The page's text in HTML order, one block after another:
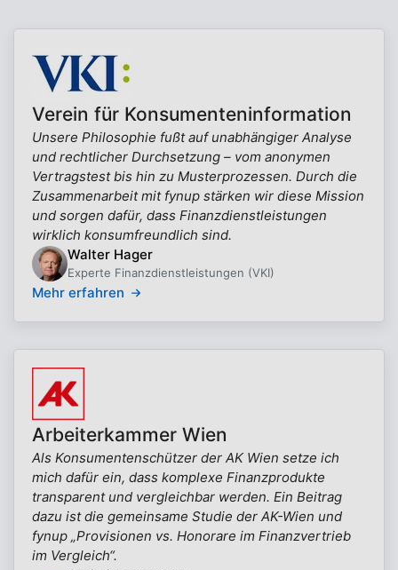
Verein für Konsumenteninformation
Unsere Philosophie fußt auf unabhängiger Analyse
und rechtlicher Durchsetzung – vom anonymen
Vertragstest bis hin zu Musterprozessen. Durch die
Zusammenarbeit mit fynup stärken wir diese Mission
und sorgen dafür, dass Finanzdienstleistungen
wirklich konsumfreundlich sind.
Walter Hager
Experte Finanzdienstleistungen (VKI)
Mehr erfahren
Arbeiterkammer Wien
Als Konsumentenschützer der AK Wien setze ich
mich dafür ein, dass komplexe Finanzprodukte
transparent und vergleichbar werden. Ein Beitrag
dazu ist die gemeinsame Studie der AK-Wien und
fynup „Provisionen vs. Honorare im Finanzvertrieb
im Vergleich“.